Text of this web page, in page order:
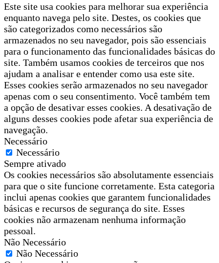
Este site usa cookies para melhorar sua experiência
enquanto navega pelo site. Destes, os cookies que
são categorizados como necessários são
armazenados no seu navegador, pois são essenciais
para o funcionamento das funcionalidades básicas do
site. Também usamos cookies de terceiros que nos
ajudam a analisar e entender como usa este site.
Esses cookies serão armazenados no seu navegador
apenas com o seu consentimento. Você também tem
a opção de desativar esses cookies. A desativação de
alguns desses cookies pode afetar sua experiência de
navegação.
Necessário
Necessário
Sempre ativado
Os cookies necessários são absolutamente essenciais
para que o site funcione corretamente. Esta categoria
inclui apenas cookies que garantem funcionalidades
básicas e recursos de segurança do site. Esses
cookies não armazenam nenhuma informação
pessoal.
Não Necessário
Não Necessário